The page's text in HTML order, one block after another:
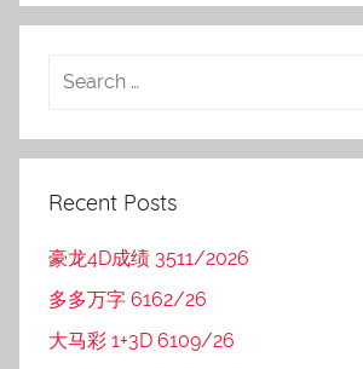
Recent Posts
豪龙4D成绩 3511/2026
多多万字 6162/26
大马彩 1+3D 6109/26